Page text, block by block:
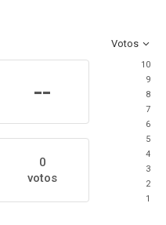
Votos
--
0
votos
10
9
8
7
6
5
4
3
2
1